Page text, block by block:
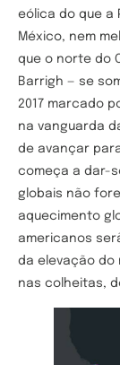
eólica do que a
México, nem
que o norte do
Barrigh — se
2017 marcado
na vanguarda
de avançar
começa a dar-
globais não
aquecimento
americanos
da elevação do
nas colheitas,